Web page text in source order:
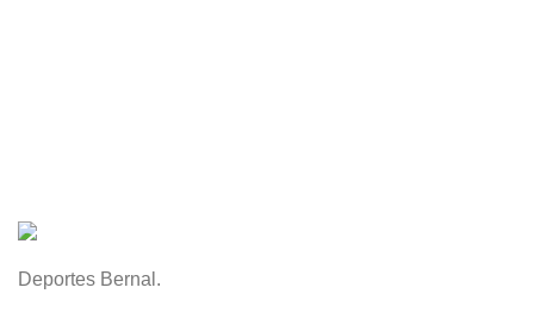
Deportes Bernal.